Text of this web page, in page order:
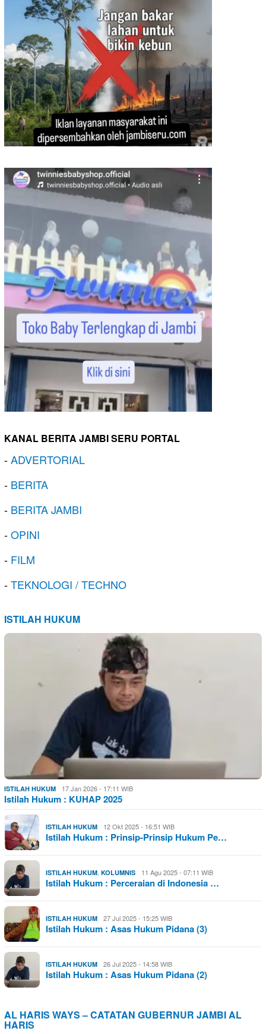
KANAL BERITA JAMBI SERU PORTAL
-ADVERTORIAL
- BERITA
- BERITA JAMBI
-OPINI
- FILM
-TEKNOLOGI / TECHNO
ISTILAH HUKUM
ISTILAH HUKUM 17 Jan 2026 - 17:11 WIB
Istilah Hukum : KUHAP 2025
ISTILAH HUKUM 12 Okt 2025 - 16:51 WIB
Istilah Hukum : Prinsip-Prinsip Hukum Pe…
ISTILAH HUKUM KOLUMNIS 11 Agu 2025 - 07:11 WIB
Istilah Hukum : Perceraian di Indonesia …
ISTILAH HUKUM 27 Jul 2025 - 15:25 WIB
Istilah Hukum : Asas Hukum Pidana (3)
ISTILAH HUKUM 26 Jul 2025 - 14:58 WIB
Istilah Hukum : Asas Hukum Pidana (2)
AL HARIS WAYS – CATATAN GUBERNUR JAMBI AL
HARIS